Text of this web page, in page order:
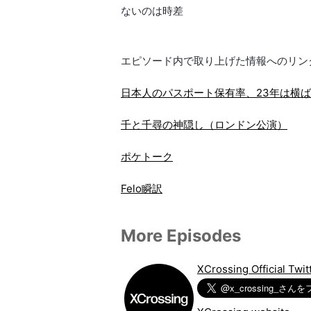
ないのは時差
エピソード内で取り上げた情報へのリン
日本人のパスポート保有率、23年は横
千と千尋の神隠し（ロンドン公演）
ポケトーク
Felo瞬訳
More Episodes
XCrossing Official